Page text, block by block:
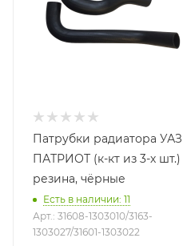
Патрубки радиатора УАЗ
ПАТРИОТ (к-кт из 3-х шт.)
резина, чёрные
Есть в наличии: 11
Арт.: 31608-1303010/3163-
1303027/31601-1303022